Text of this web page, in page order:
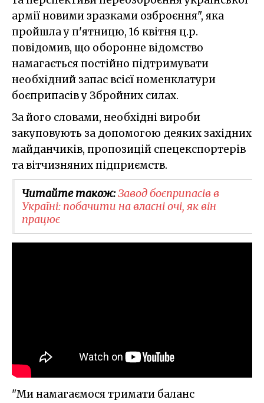
армії новими зразками озброєння", яка
пройшла у п'ятницю, 16 квітня ц.р.
повідомив, що оборонне відомство
намагається постійно підтримувати
необхідний запас всієї номенклатури
боєприпасів у Збройних силах.
За його словами, необхідні вироби
закуповують за допомогою деяких західних
майданчиків, пропозицій спецекспортерів
та вітчизняних підприємств.
Читайте також:Завод боєприпасів в
Україні: побачити на власні очі, як він
працює
"Ми намагаємося тримати баланс